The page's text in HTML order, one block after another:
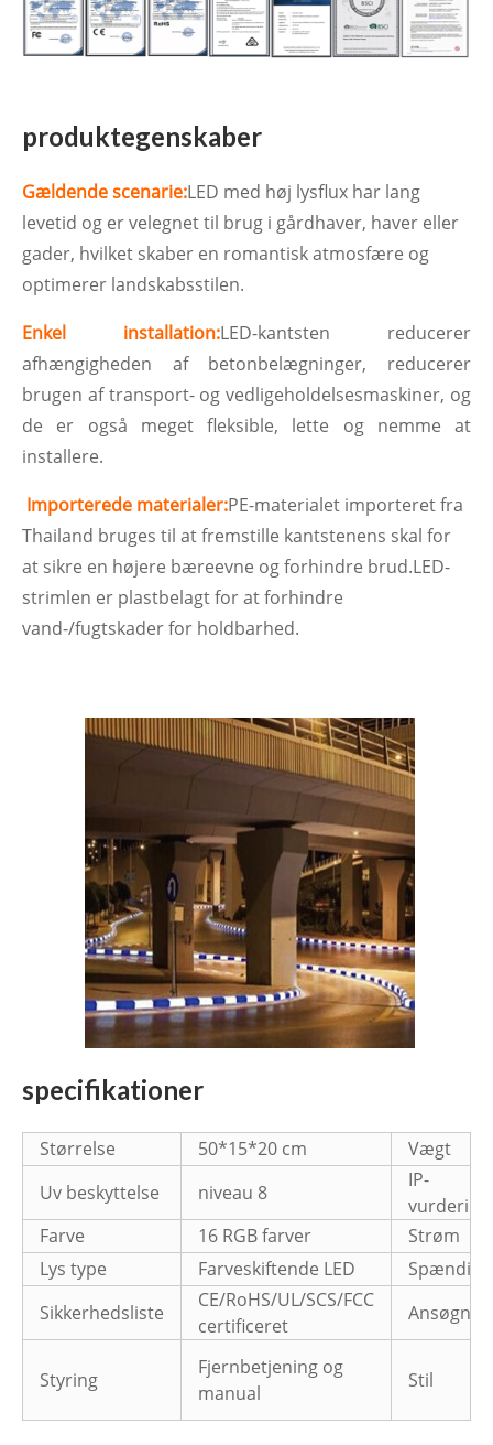
produktegenskaber
Gældende scenarie:LED med høj lysflux har lang
levetid og er velegnet til brug i gårdhaver, haver eller
gader, hvilket skaber en romantisk atmosfære og
optimerer landskabsstilen.
Enkel installation:LED-kantsten reducerer
afhængigheden af ​​betonbelægninger, reducerer
brugen af ​​transport- og vedligeholdelsesmaskiner, og
de er også meget fleksible, lette og nemme at
installere.
Importerede materialer:PE-materialet importeret fra
Thailand bruges til at fremstille kantstenens skal for
at sikre en højere bæreevne og forhindre brud.LED-
strimlen er plastbelagt for at forhindre
vand-/fugtskader for holdbarhed.
specifikationer
Størrelse 50*15*20 cm
Vægt
Uv beskyttelse
niveau 8
IP-
vurdering
Farve
16 RGB farver
Strøm
Lys type
Farveskiftende LED
Spænding
Sikkerhedsliste
CE/RoHS/UL/SCS/FCC
certificeret
Styring
Fjernbetjening og
manual
Stil